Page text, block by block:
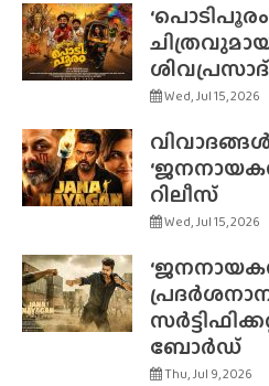
Wed, Jul 15, 2026
റിലീസ്
Wed, Jul 15, 2026
ബോർഡ്
Thu, Jul 9, 2026